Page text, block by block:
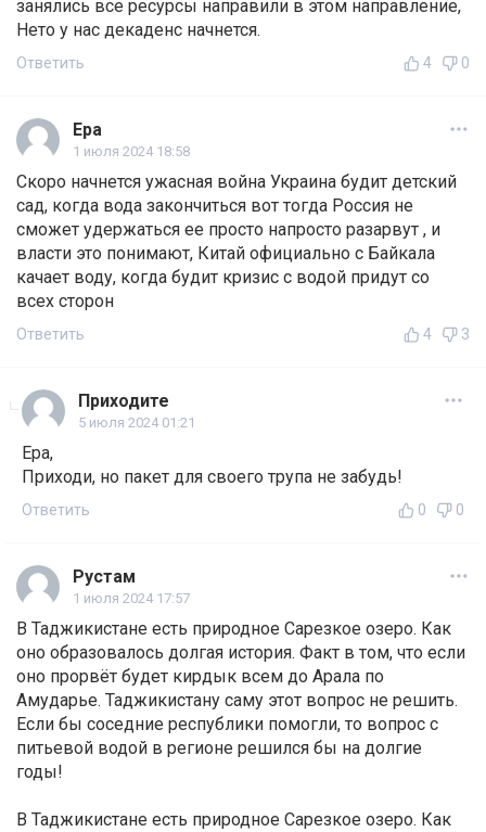
занялись все ресурсы направили в этом направление,
Нето у нас декаденс начнется.
Ответить 4 0
Ера
1 июля 2024 18:58
Скоро начнется ужасная война Украина будит детский
сад, когда вода закончиться вот тогда Россия не
сможет удержаться ее просто напросто разарвут , и
власти это понимают, Китай официально с Байкала
качает воду, когда будит кризис с водой придут со
всех сторон
Ответить 4 3
Приходите
5 июля 2024 01:21
Ера,
Приходи, но пакет для своего трупа не забудь!
Ответить 0 0
Рустам
1 июля 2024 17:57
В Таджикистане есть природное Сарезкое озеро. Как
оно образовалось долгая история. Факт в том, что если
оно прорвёт будет кирдык всем до Арала по
Амударье. Таджикистану саму этот вопрос не решить.
Если бы соседние республики помогли, то вопрос с
питьевой водой в регионе решился бы на долгие
годы!
В Таджикистане есть природное Сарезкое озеро. Как